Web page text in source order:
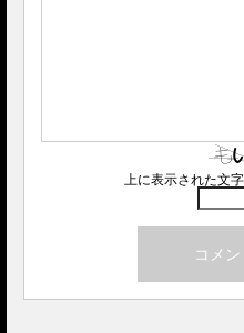
上に表示された文